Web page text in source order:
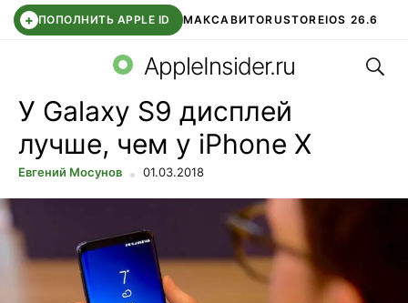
+ ПОПОЛНИТЬ APPLE ID МАКСАВИТОRUSTOREIOS 26.6
СБЕР КИДС ВТБ ОНЛАЙН ЧАТ В ROBLOX
AppleInsider.ru
У Galaxy S9 дисплей
лучше, чем у iPhone X
Евгений Мосунов 01.03.2018